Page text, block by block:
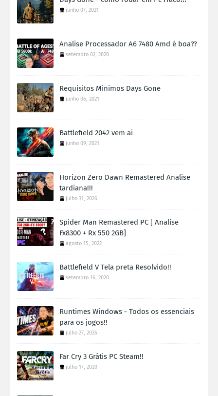
junho 07, 2021
Analise Processador A6 7480 Amd é boa??
setembro 02, 2020
Requisitos Minimos Days Gone
junho 06, 2021
Battlefield 2042 vem ai
junho 09, 2021
Horizon Zero Dawn Remastered Analise
tardiana!!!
julho 31, 2026
Spider Man Remastered PC [ Analise
Fx8300 + Rx 550 2GB]
agosto 15, 2022
Battlefield V Tela preta Resolvido!!
setembro 16, 2020
Runtimes Windows - Todos os essenciais
para os jogos!!
julho 27, 2026
Far Cry 3 Grátis PC Steam!!
julho 17, 2020